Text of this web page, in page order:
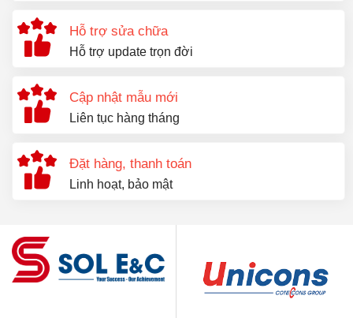
Hỗ trợ sửa chữa
Hỗ trợ update trọn đời
Cập nhật mẫu mới
Liên tục hàng tháng
Đặt hàng, thanh toán
Linh hoạt, bảo mật